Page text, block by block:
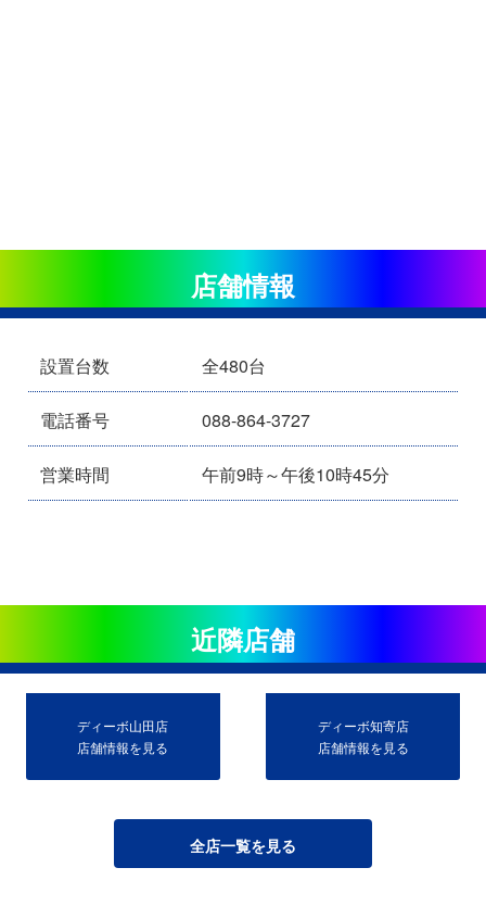
店舗情報
設置台数 全480台
電話番号 088-864-3727
営業時間 午前9時～午後10時45分
近隣店舗
ディーボ山田店
店舗情報を見る
ディーボ知寄店
店舗情報を見る
全店一覧を見る